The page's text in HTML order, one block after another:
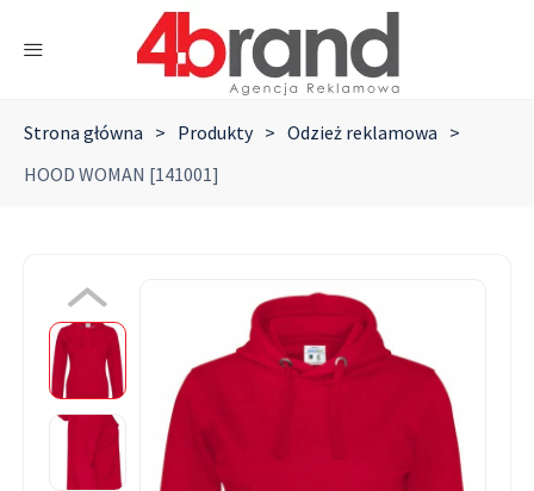
Strona główna > Produkty > Odzież reklamowa >
HOOD WOMAN [141001]